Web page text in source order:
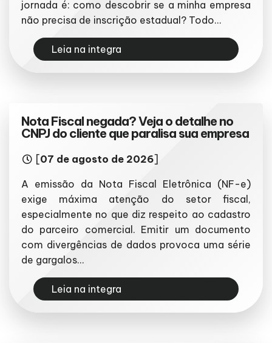
jornada é: como descobrir se a minha empresa
não precisa de inscrição estadual? Todo...
Leia na integra
Nota Fiscal negada? Veja o detalhe no
CNPJ do cliente que paralisa sua empresa
[07 de agosto de 2026]
A emissão da Nota Fiscal Eletrônica (NF-e)
exige máxima atenção do setor fiscal,
especialmente no que diz respeito ao cadastro
do parceiro comercial. Emitir um documento
com divergências de dados provoca uma série
de gargalos...
Leia na integra